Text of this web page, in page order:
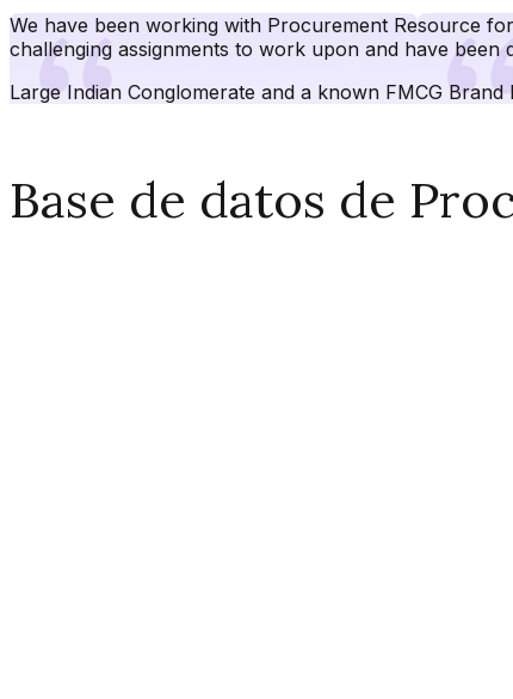
We have been working with Procurement Resource
challenging assignments to work upon and have
Large Indian Conglomerate and a known FMCG Brand
Base de datos de